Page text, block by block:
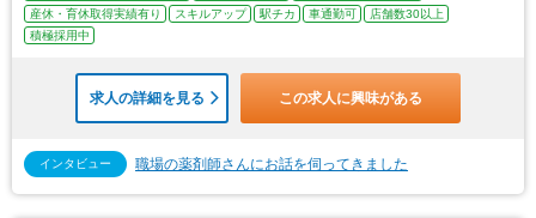
産休・育休取得実績有り
スキルアップ 駅チカ 車通勤可
店舗数30以上
積極採用中
求人の詳細を見る この求人に興味がある
インタビュー 職場の薬剤師さんにお話を伺ってきました